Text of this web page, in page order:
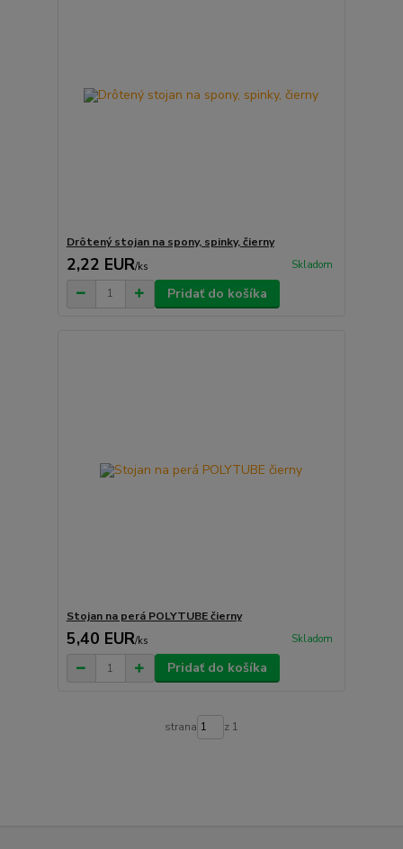
Drôtený stojan na spony, spinky, čierny
2,22 EUR/ks Skladom
Pridať do košíka
Stojan na perá POLYTUBE čierny
5,40 EUR/ks Skladom
Pridať do košíka
strana z 1